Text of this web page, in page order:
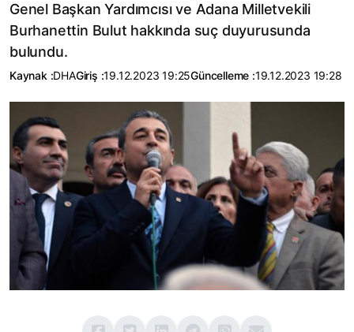
Genel Başkan Yardımcısı ve Adana Milletvekili
Burhanettin Bulut hakkında suç duyurusunda
bulundu.
Kaynak :DHAGiriş :19.12.2023 19:25Güncelleme :19.12.2023 19:28